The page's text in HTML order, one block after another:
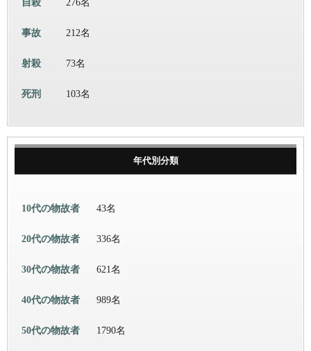
自殺 276名
事故 212名
射殺 73名
死刑 103名
年代別分類
10代の物故者 43名
20代の物故者 336名
30代の物故者 621名
40代の物故者 989名
50代の物故者 1790名